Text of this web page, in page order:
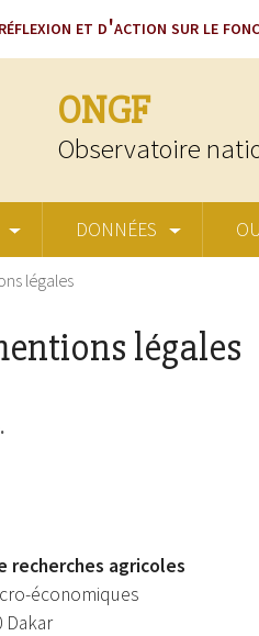
et d'action sur le
ONGF
Observatoire
DONNÉES
légales
légales
recherches agricoles
économiques
Dakar